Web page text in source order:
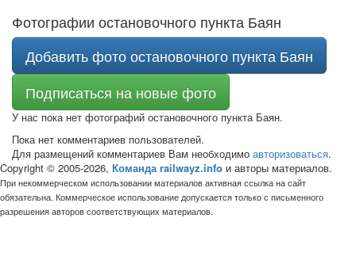
Фотографии остановочного пункта Баян
Добавить фото остановочного пункта Баян
Подписаться на новые фото
У нас пока нет фотографий остановочного пункта Баян.
Пока нет комментариев пользователей.
Для размещений комментариев Вам необходимо авторизоваться.
Copyright © 2005-2026, Команда railwayz.info и авторы материалов.
При некоммерческом использовании материалов активная ссылка на сайт
обязательна. Коммерческое использование допускается только с письменного
разрешения авторов соответствующих материалов.